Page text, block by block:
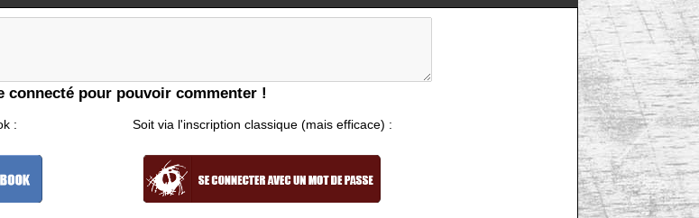
connecté pour pouvoir commenter !
: Soit via l'inscription classique (mais efficace) :